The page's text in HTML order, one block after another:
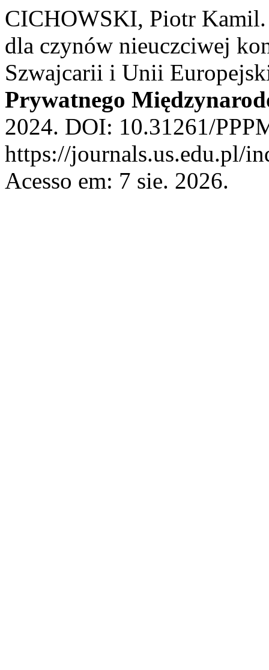
CICHOWSKI, Piotr Kamil.
dla czynów nieuczciwej
Szwajcarii i Unii
Prywatnego
2024. DOI: 10.31261/
https://journals.us.edu.pl/
Acesso em: 7 sie. 2026.